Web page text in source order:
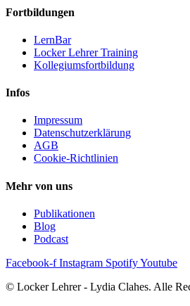
Fortbildungen
LernBar
Locker Lehrer Training
Kollegiumsfortbildung
Infos
Impressum
Datenschutzerklärung
AGB
Cookie-Richtlinien
Mehr von uns
Publikationen
Blog
Podcast
Facebook-f Instagram SpotifyYoutube
© Locker Lehrer - Lydia Clahes. Alle